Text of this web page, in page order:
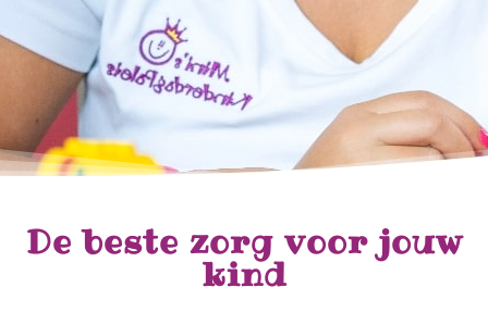
De beste zorg voor jouw
kind